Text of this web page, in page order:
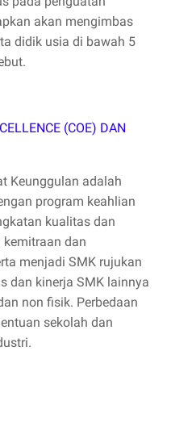
akan mengimbas
didik usia di bawah 5
(COE) DAN
Keunggulan adalah
program keahlian
kualitas dan
kemitraan dan
menjadi SMK rujukan
dan kinerja SMK lainnya
non fisik. Perbedaan
sekolah dan